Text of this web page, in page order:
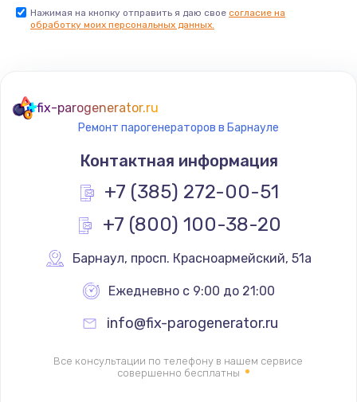
Заказать
Замена термостата
1200 руб.
Заказать
Замена реле
Замена термопредохранителя
700 руб.
Заказать
Нажимая на кнопку отправить я даю свое согласие на
обработку моих персональных данных.
fix-parogenerator.ru
Ремонт парогенераторов в Барнауле
Контактная информация
+7 (385) 272-00-51
+7 (800) 100-38-20
Барнаул, просп. Красноармейский, 51а
Ежедневно с 9:00 до 21:00
info@fix-parogenerator.ru
Все консультации по телефону в нашем сервисе
совершенно бесплатны